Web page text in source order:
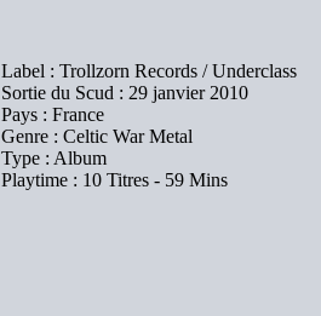
Label : Trollzorn Records / Underclass
Sortie du Scud : 29 janvier 2010
Pays : France
Genre : Celtic War Metal
Type : Album
Playtime : 10 Titres - 59 Mins